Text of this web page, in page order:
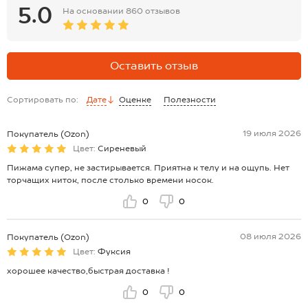
бедрам: 41 см.
*замеры выборочные, могут незначительно отличаться.
5.0 На основании 860 отзывов
Оставить отзыв
Сортировать по: Дате Оценке Полезности
Покупатель (Ozon)
19 июля 2026
Цвет: Сиреневый
Пижама супер, не застирывается. Приятна к телу и на ощупь. Нет
торчащих ниток, после столько времени носок.
0 0
Покупатель (Ozon)
08 июля 2026
Цвет: Фуксия
хорошее качество,быстрая доставка !
0 0